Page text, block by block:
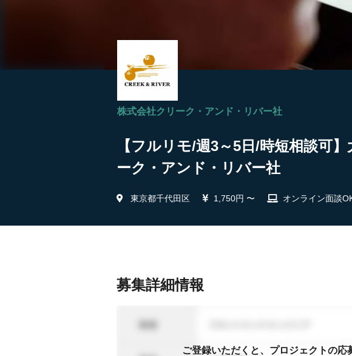
株式会社クリーク・アンド・リバー社
【フルリモ/週3～5日/時短相談可
ーク・アンド・リバー社
東京都千代田区 1,750円 〜 オンライン面談
募集詳細情報
ご登録いただくと、プロジェクトの応